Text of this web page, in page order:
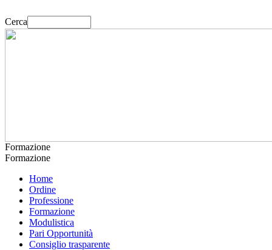
Cerca
Formazione
Formazione
Home
Ordine
Professione
Formazione
Modulistica
Pari Opportunità
Consiglio trasparente